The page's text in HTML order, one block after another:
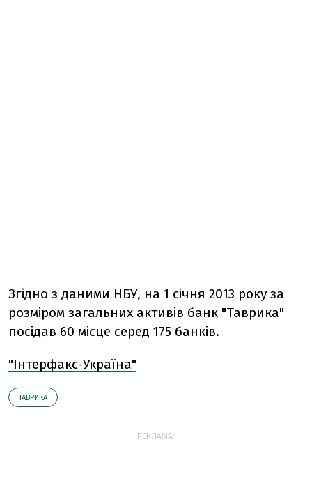
Згiдно з даними НБУ, на 1 сiчня 2013 року за
розмiром загальних активiв банк "Таврика"
посiдав 60 мiсце серед 175 банкiв.
"Інтерфакс-Україна"
ТАВРИКА
РЕКЛАМА: